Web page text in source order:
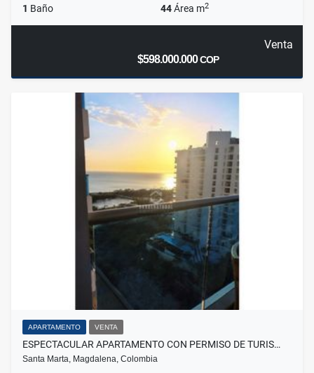
1 Baño 44Área m2
Venta
$598.000.000COP
APARTAMENTO VENTA
ESPECTACULAR APARTAMENTO CON PERMISO DE TURIS…
Santa Marta, Magdalena, Colombia